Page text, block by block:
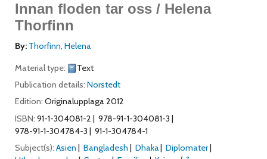
Innan floden tar oss / Helena
Thorfinn
By: Thorfinn, Helena
Material type:
Text
Publication details: Norstedt
Edition: Originalupplaga 2012
ISBN: 91-1-304081-2
978-91-1-304081-3
978-91-1-304784-3
91-1-304784-1
Subject(s): Asien Bangladesh Dhaka
Diplomater